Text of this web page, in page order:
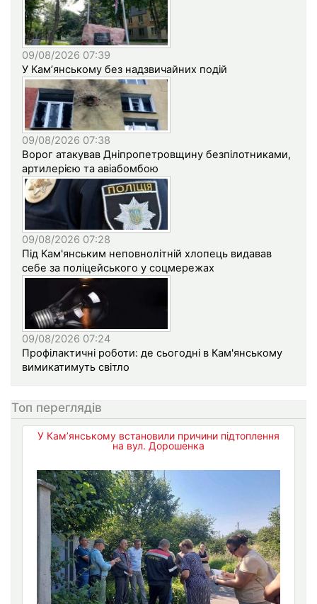
09/08/2026 07:39
У Кам’янському без надзвичайних подій
09/08/2026 07:38
Ворог атакував Дніпропетровщину безпілотниками,
артилерією та авіабомбою
09/08/2026 07:28
Під Кам'янським неповнолітній хлопець видавав
себе за поліцейського у соцмережах
09/08/2026 07:24
Профілактичні роботи: де сьогодні в Кам'янському
вимикатимуть світло
Топ переглядів
У Кам’янському встановили причини підтоплення
на вул. Дорошенка